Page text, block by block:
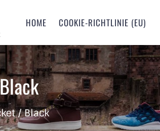
HOME COOKIE-RICHTLINIE (EU)
/ Black